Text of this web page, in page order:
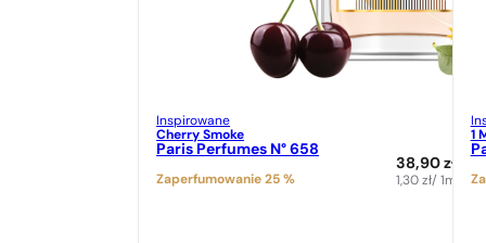
Inspirowane
Cherry Smoke
Paris Perfumes N° 658
Zaperfumowanie 25 %
38,90zł
1,30zł/ 1ml
1